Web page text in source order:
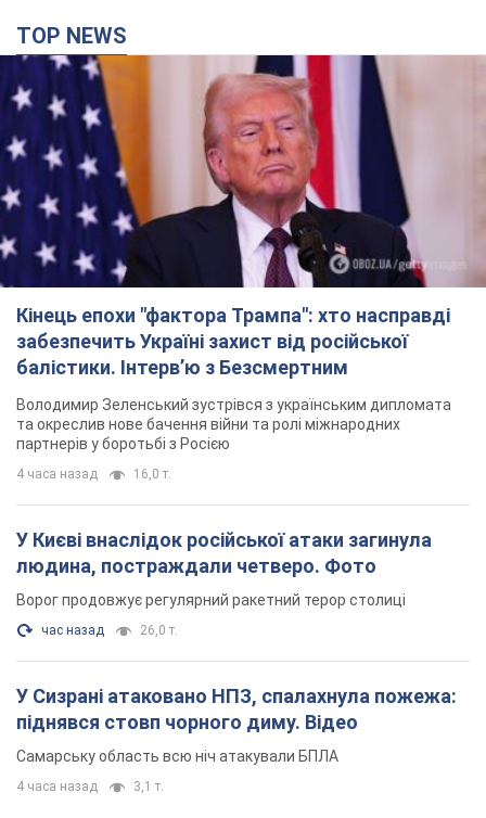
TOP NEWS
Кінець епохи "фактора Трампа": хто насправді
забезпечить Україні захист від російської
балістики. Інтерв’ю з Безсмертним
Володимир Зеленський зустрівся з українським дипломата
та окреслив нове бачення війни та ролі міжнародних
партнерів у боротьбі з Росією
4 часа назад 16,0 т.
У Києві внаслідок російської атаки загинула
людина, постраждали четверо. Фото
Ворог продовжує регулярний ракетний терор столиці
час назад 26,0 т.
У Сизрані атаковано НПЗ, спалахнула пожежа:
піднявся стовп чорного диму. Відео
Самарську область всю ніч атакували БПЛА
4 часа назад 3,1 т.